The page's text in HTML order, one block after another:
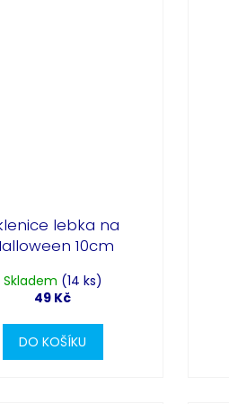
lebka na
10cm
Skladem (14 ks)
49 Kč
DO KOŠÍKU